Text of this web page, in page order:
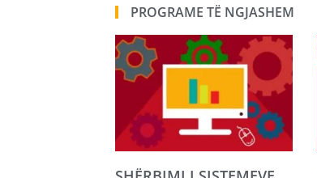
PROGRAME TË NGJASHEM